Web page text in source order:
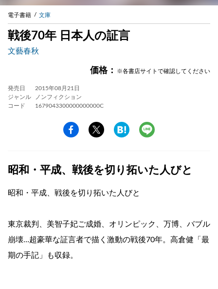
電子書籍 文庫
戦後70年 日本人の証言
文藝春秋
価格： ※各書店サイトで確認してください
発売日
2015年08月21日
ジャンル
ノンフィクション
コード
1679043300000000000C
昭和・平成、戦後を切り拓いた人びと
昭和・平成、戦後を切り拓いた人びと
東京裁判、美智子妃ご成婚、オリンピック、万博、バブル
崩壊…超豪華な証言者で描く激動の戦後70年。高倉健「最
期の手記」も収録。